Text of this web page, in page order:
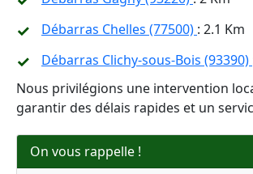
Débarras Chelles (77500) : 2.1 Km
Débarras Clichy-sous-Bois (93390)
Nous privilégions une intervention
garantir des délais rapides et un
On vous rappelle !